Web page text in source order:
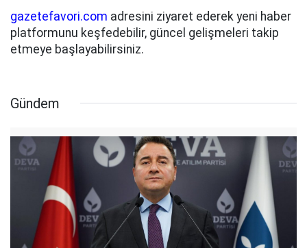
gazetefavori.com adresini ziyaret ederek yeni haber
platformunu keşfedebilir, güncel gelişmeleri takip
etmeye başlayabilirsiniz.
Gündem